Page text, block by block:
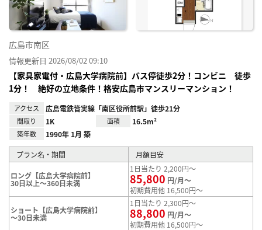
広島市南区
情報更新日 2026/08/02 09:10
【家具家電付・広島大学病院前】バス停徒歩2分！コンビニ 徒歩
1分！ 絶好の立地条件！格安広島市マンスリーマンション！
アクセス 広島電鉄皆実線「南区役所前駅」徒歩21分
間取り 1K 面積 16.5m²
築年数 1990年 1月 築
プラン名・期間 月額目安
ロング【広島大学病院前】
30日以上～360日未満
1日当たり 2,200円～
85,800 円/月～
初期費用他 16,500円～
ショート【広島大学病院前】
～30日未満
1日当たり 2,300円～
88,800 円/月～
初期費用他 16,500円～